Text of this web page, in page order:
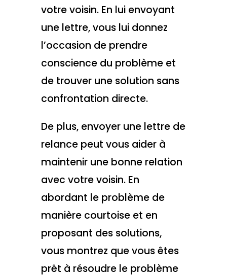
votre voisin. En lui envoyant
une lettre, vous lui donnez
l’occasion de prendre
conscience du problème et
de trouver une solution sans
confrontation directe.
De plus, envoyer une lettre de
relance peut vous aider à
maintenir une bonne relation
avec votre voisin. En
abordant le problème de
manière courtoise et en
proposant des solutions,
vous montrez que vous êtes
prêt à résoudre le problème